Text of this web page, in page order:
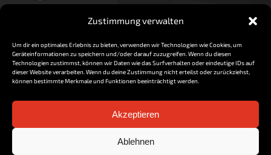
Zustimmung verwalten
Um dir ein optimales Erlebnis zu bieten, verwenden wir Technologien wie Cookies, um
Geräteinformationen zu speichern und/oder darauf zuzugreifen. Wenn du diesen
Technologien zustimmst, können wir Daten wie das Surfverhalten oder eindeutige IDs auf
dieser Website verarbeiten. Wenn du deine Zustimmung nicht erteilst oder zurückziehst,
können bestimmte Merkmale und Funktionen beeinträchtigt werden.
Akzeptieren
Ablehnen